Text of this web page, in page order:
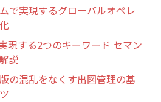
で実現するグローバルオペレ
現する2つのキーワード セマン
説
の混乱をなくす出図管理の基